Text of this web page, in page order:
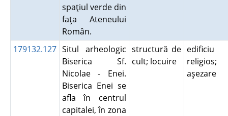
spaţiul verde din
faţa Ateneului
Român.
179132.127 Situl arheologic
Biserica Sf.
Nicolae - Enei.
Biserica Enei se
afla în centrul
capitalei, în zona
structură de
cult; locuire
edificiu
religios;
aşezare